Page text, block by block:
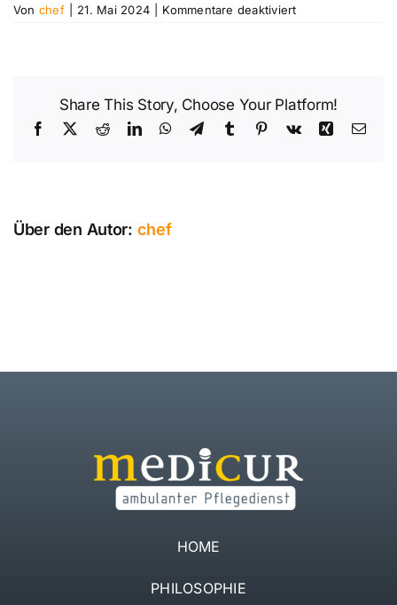
Von chef 21. Mai 2024 Kommentare deaktiviertfür
Share This Story, Choose Your Platform!
Facebook RedditLinkedInWhatsApp
TelegramTumblr Pinterest
Vk Xing E-
Über den Autor: chef
HOME
PHILOSOPHIE